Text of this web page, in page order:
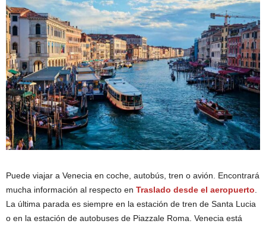
Puede viajar a Venecia en coche, autobús, tren o avión. Encontrará
mucha información al respecto en Traslado desde el aeropuerto
La última parada es siempre en la estación de tren de Santa Lucia
o en la estación de autobuses de Piazzale Roma. Venecia está